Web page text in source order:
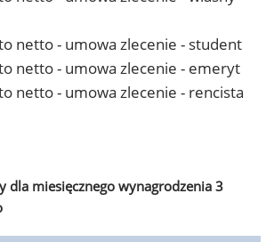
netto - umowa zlecenie - student
netto - umowa zlecenie - emeryt
netto - umowa zlecenie - rencista
dla miesięcznego wynagrodzenia 3